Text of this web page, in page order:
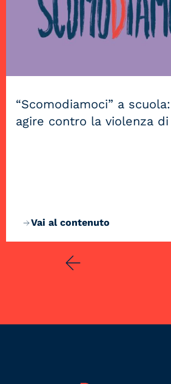
“Scomodiamoci” a
agire contro la violenza
Vai al contenuto